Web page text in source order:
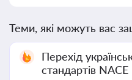
Теми, які можуть вас
Перехід
стандартів NACE